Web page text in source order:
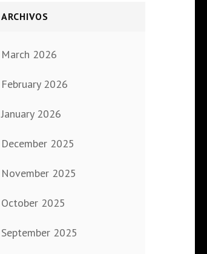
ARCHIVOS
March 2026
February 2026
January 2026
December 2025
November 2025
October 2025
September 2025